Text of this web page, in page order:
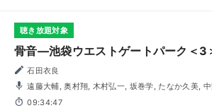
聴き放題対象
骨音―池袋ウエストゲートパーク＜3
石田衣良
遠藤大輔, 奥村翔, 木村弘一, 坂巻学, たなか久美, 中野輝美, 新山博光, 野村淳一, 山口翔平, 山田貴久, 吉田
聖子
09:34:47